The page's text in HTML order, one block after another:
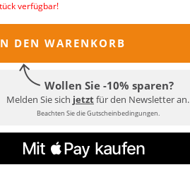
verfügbar!
DEN WARENKORB
Wollen Sie -10% sparen?
Melden Sie sich jetztfür den Newsletter an.
Beachten Sie die Gutscheinbedingungen.